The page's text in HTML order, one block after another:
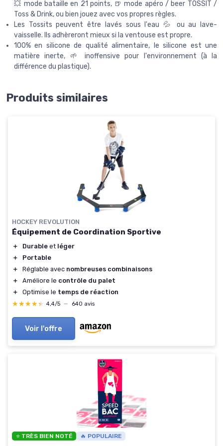
💥 mode bataille en 21 points, 🍺 mode apéro / beer TOSSIT /
Toss & Drink, ou bien jouez avec vos propres règles.
Les Tossits peuvent être lavés sous l'eau 💦 ou au lave-
vaisselle. Ils adhèreront mieux si la ventouse est propre.
100% en silicone de qualité alimentaire, le silicone est une
matière inerte, 🌱 inoffensive pour l'environnement (à la
différence du plastique).
Produits similaires
HOCKEY REVOLUTION
Équipement de Coordination Sportive
＋ Durable et léger
＋
Portable
＋
Réglable avec nombreuses combinaisons
＋
Améliore le contrôle du palet
＋
Optimise le temps de réaction
★★★★★
★★★★★ 4,4/5 — 640 avis
Voir l'offre
⭐ TRÈS BIEN NOTÉ 🔥 POPULAIRE